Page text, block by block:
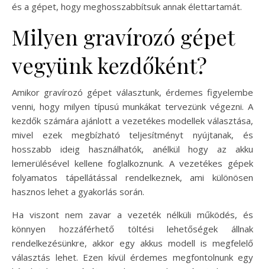
és a gépet, hogy meghosszabbítsuk annak élettartamát.
Milyen gravírozó gépet
vegyünk kezdőként?
Amikor gravírozó gépet választunk, érdemes figyelembe
venni, hogy milyen típusú munkákat tervezünk végezni. A
kezdők számára ajánlott a vezetékes modellek választása,
mivel ezek megbízható teljesítményt nyújtanak, és
hosszabb ideig használhatók, anélkül hogy az akku
lemerülésével kellene foglalkoznunk. A vezetékes gépek
folyamatos tápellátással rendelkeznek, ami különösen
hasznos lehet a gyakorlás során.
Ha viszont nem zavar a vezeték nélküli működés, és
könnyen hozzáférhető töltési lehetőségek állnak
rendelkezésünkre, akkor egy akkus modell is megfelelő
választás lehet. Ezen kívül érdemes megfontolnunk egy